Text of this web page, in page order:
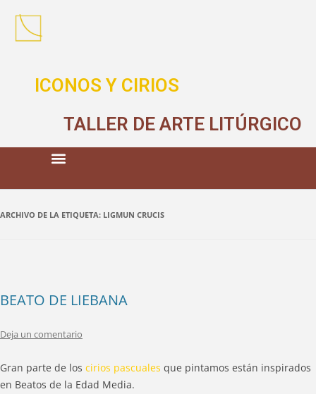
ICONOS Y CIRIOS
TALLER DE ARTE LITÚRGICO
ARCHIVO DE LA ETIQUETA: LIGMUN CRUCIS
BEATO DE LIEBANA
Deja un comentario
Gran parte de los cirios pascuales que pintamos están inspirados
en Beatos de la Edad Media.